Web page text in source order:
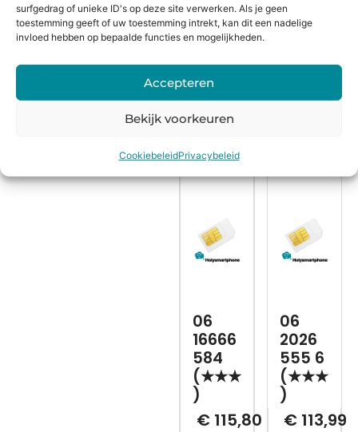
surfgedrag of unieke ID's op deze site verwerken. Als je geen
toestemming geeft of uw toestemming intrekt, kan dit een nadelige
invloed hebben op bepaalde functies en mogelijkheden.
Accepteren
Bekijk voorkeuren
CookiebeleidPrivacybeleid
Be
kij
Be
06
16666
584
(★★★
)
€115,80
06
2026
555 6
(★★★
)
€ 113,99